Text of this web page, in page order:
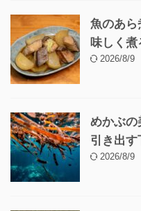
魚のあら
味しく煮
2026/8/9
めかぶの
引き出す
2026/8/9